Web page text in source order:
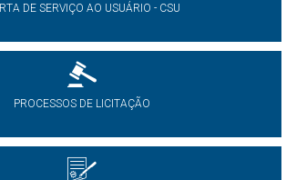
DE SERVIÇO AO USUÁRIO - CSU
PROCESSOS DE LICITAÇÃO